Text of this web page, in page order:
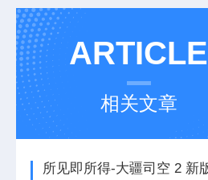
ARTICLE
相关文章